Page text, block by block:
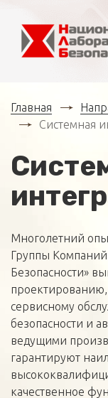
Главная
Системная
Многолетний
Группы
Безопасности»
сервисному
безопасности и
ведущими
гарантируют
качественное